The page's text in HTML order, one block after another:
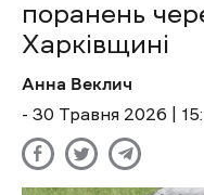
поранень
Харківщині
Анна Веклич
- 30 Травня 2026 |